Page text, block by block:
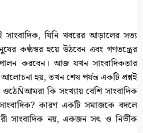
যিনি খবরের আড়ালের সত্য
কণ্ঠস্বর হয়ে উঠবেন এবং গণতন্ত্রের
পালন করবেন। আজ যখন সাংবাদিকতার
হয়, তখন শেষ পর্যন্ত একটি প্রশ্নই
কি সংখ্যায় বেশি সাংবাদিক
কারণ একটি সমাজকে বদলে
সাংবাদিক নয়, একজন সৎ ও নির্ভীক